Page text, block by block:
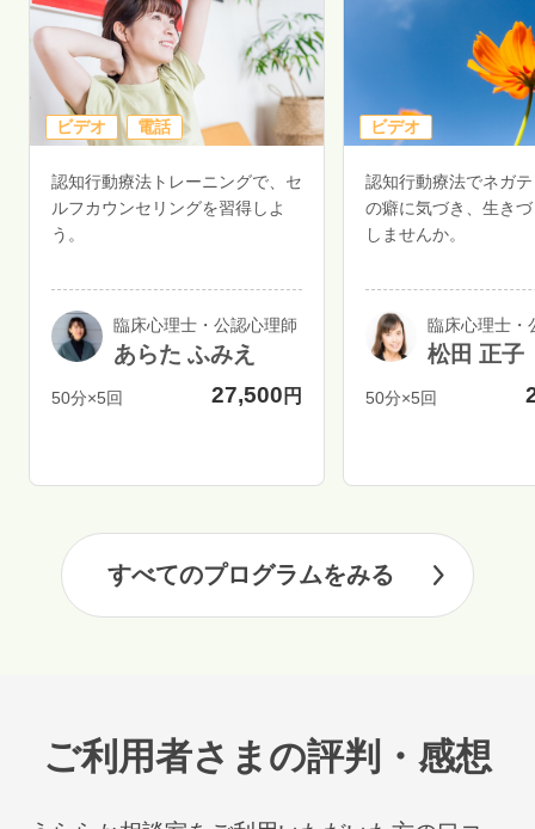
ビデオ 電話
認知行動療法トレーニングで、セ
ルフカウンセリングを習得しよ
う。
臨床心理士・公認心理師
あらた ふみえ
50分×5回 27,500 円
ビデオ
認知行動療法でネガ
の癖に気づき、生き
しませんか。
臨床心理士・
松田 正子
50分×5回
すべてのプログラムをみる
ご利用者さまの評判・感想